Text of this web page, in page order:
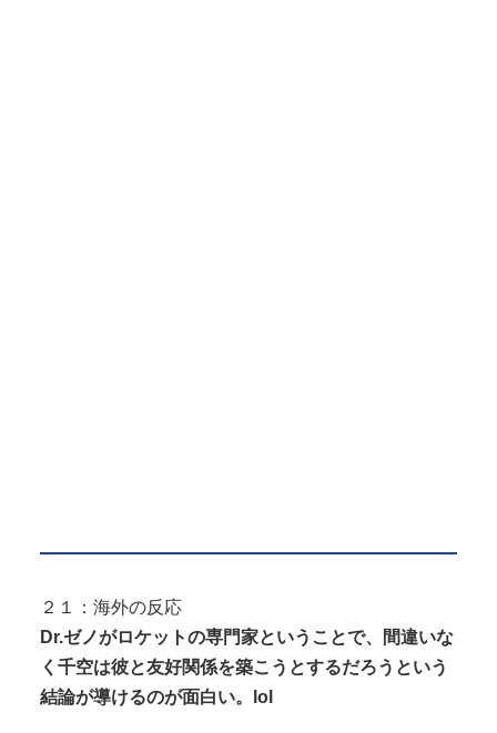
２１：海外の反応
Dr.ゼノがロケットの専門家ということで、間違いな
く千空は彼と友好関係を築こうとするだろうという
結論が導けるのが面白い。lol